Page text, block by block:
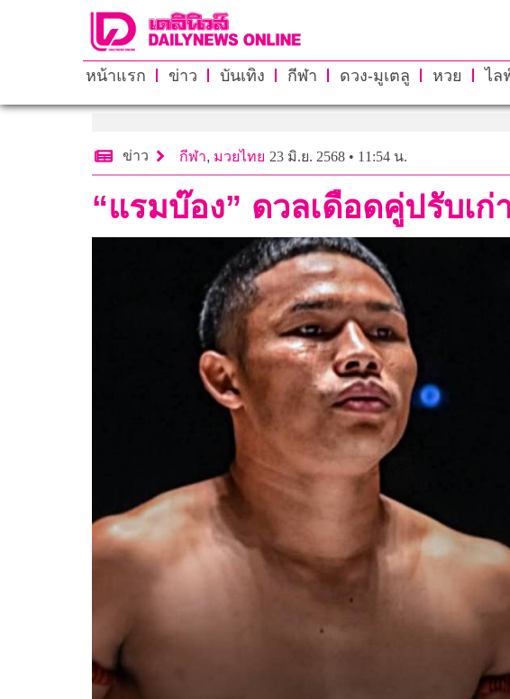
หน้าแรก ข่าว บันเทิง กีฬา ดวง-มูเตลู หวย ไล
ข่าว กีฬา, มวยไทย 23 มิ.ย. 2568 • 11:54 น.
“แรมบ๊อง” ดวลเดือดคู่ปรับเ